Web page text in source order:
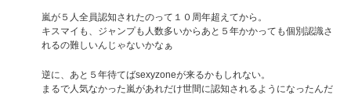
嵐が５人全員認知されたのって１０周年超えてから。
キスマイも、ジャンプも人数多いからあと５年かかっても個別認識さ
れるの難しいんじゃないかなぁ
逆に、あと５年待てばsexyzoneが来るかもしれない。
まるで人気なかった嵐があれだけ世間に認知されるようになったんだ